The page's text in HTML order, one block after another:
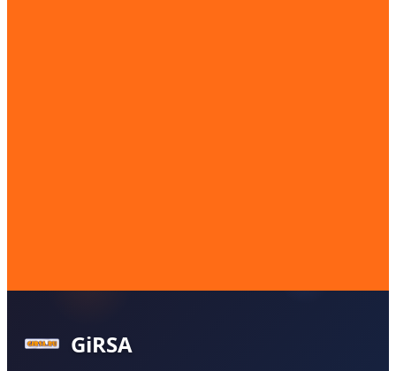
GiRSA